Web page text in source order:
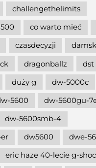
challengethelimits
co warto mieć
czasdecyzji
dragonballz
dst
duży g
dw-5000c
5600
dw-5600gu-
dw-5600smb-4
dw5600
dwe-
eric haze 40-lecie g-